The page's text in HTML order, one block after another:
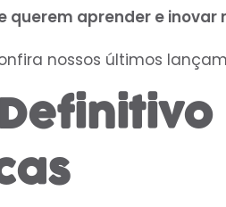
querem aprender e inovar
nossos últimos